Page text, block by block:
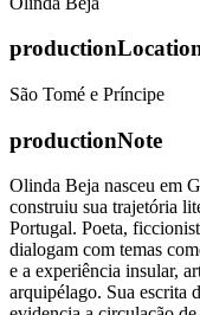
São Tomé e Príncipe
productionNote
Olinda Beja nasceu em
construiu sua trajetória
Portugal. Poeta,
dialogam com temas
e a experiência insular,
arquipélago. Sua escrita